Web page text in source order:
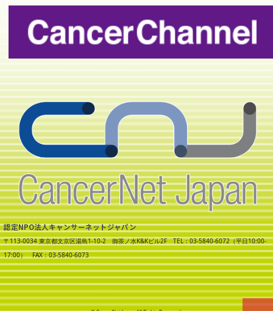
認定NPO法人キャンサーネットジャパン
〒113-0034 東京都文京区湯島1-10-2 御茶ノ水K&Kビル2F TEL：03-5840-6072（平日10:00-
17:00） FAX：03-5840-6073